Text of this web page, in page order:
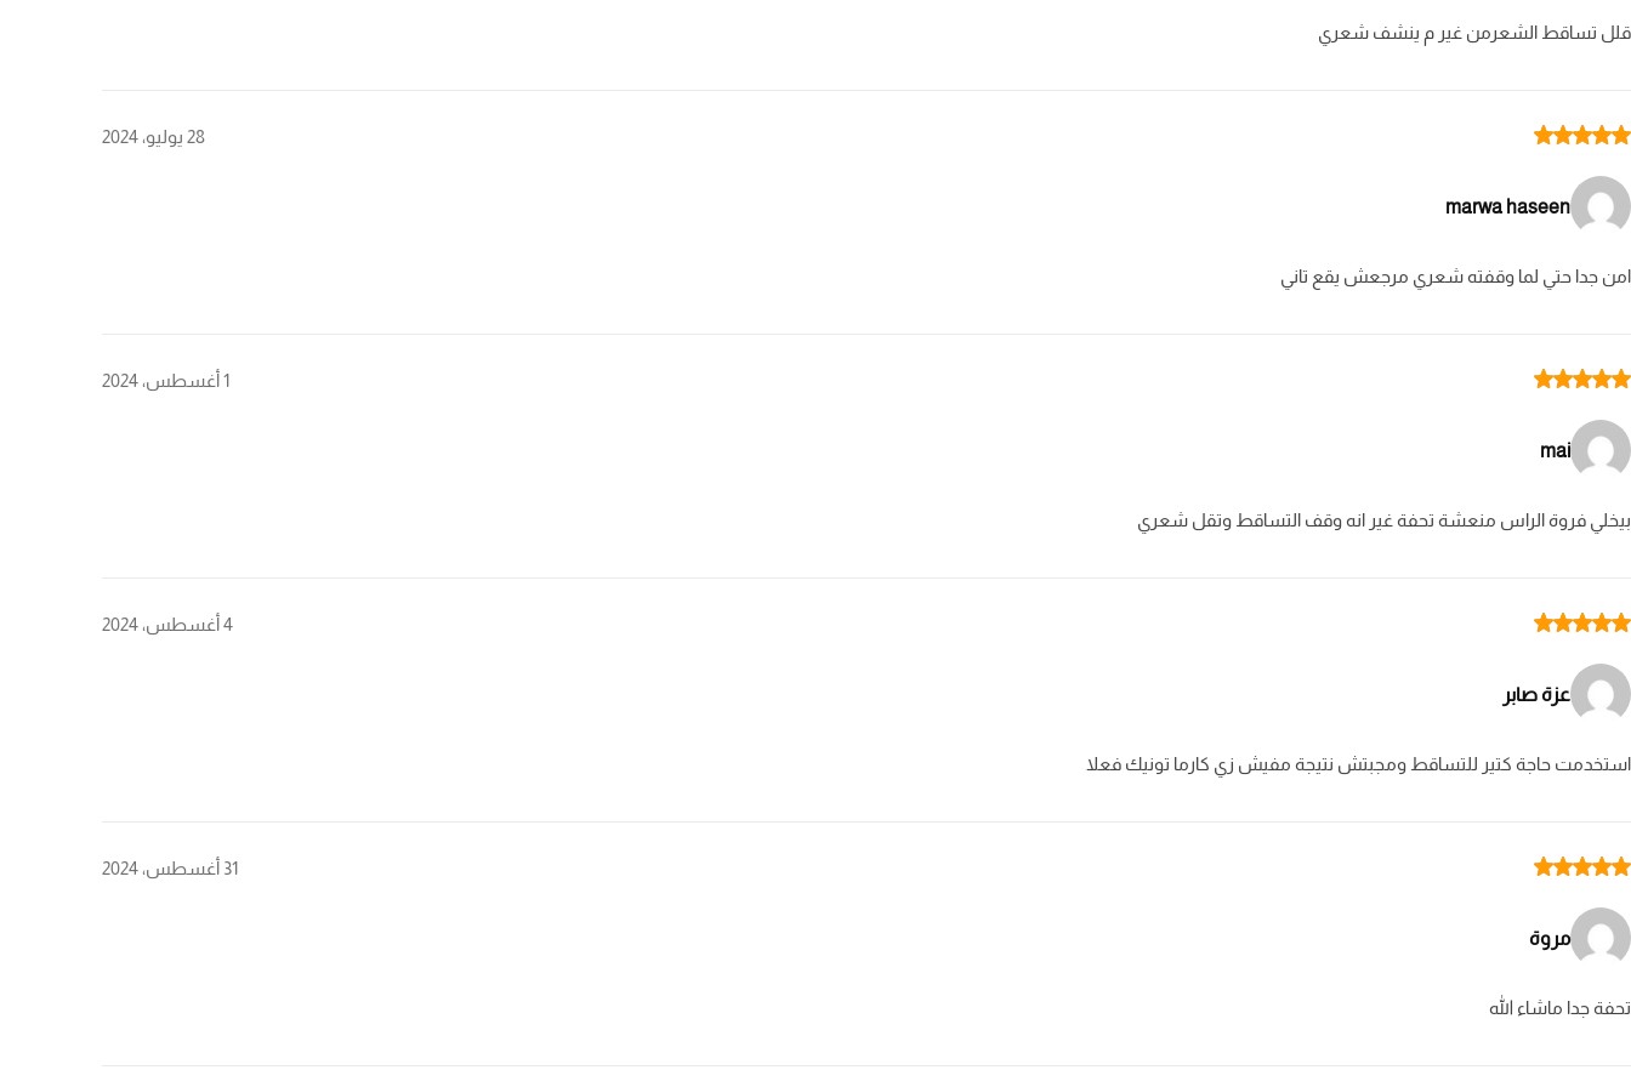
قلل تساقط الشعرمن غير م ينشف شعري
28 يوليو، 2024
marwa haseen
امن جدا حتي لما وقفته شعري مرجعش يقع تاني
1 أغسطس، 2024
mai
بيخلي فروة الراس منعشة تحفة غير انه وقف التساقط وتقل شعري
4 أغسطس، 2024
عزة صابر
استخدمت حاجة كتير للتساقط ومجبتش نتيجة مفيش زي كارما تونيك فعلا
31 أغسطس، 2024
مروة
تحفة جدا ماشاء الله